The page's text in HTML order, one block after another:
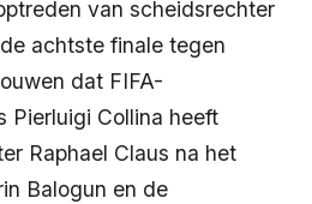
van scheidsrechter
achtste finale tegen
dat FIFA-
Pierluigi Collina heeft
Raphael Claus na het
Balogun en de